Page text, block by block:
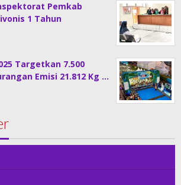
Pemkab
1 Tahun
Targetkan 7.500
Emisi 21.812 Kg …